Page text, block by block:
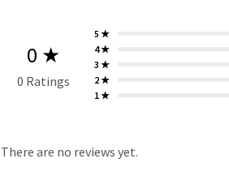
0 ★
0 Ratings
5 ★
4 ★
3 ★
2 ★
1 ★
There are no reviews yet.